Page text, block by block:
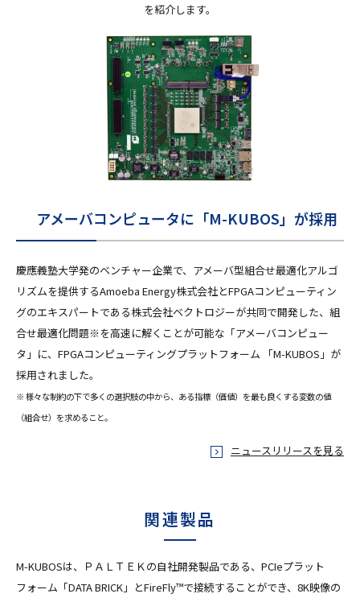
を紹介します。
アメーバコンピュータに「M-KUBOS」が採用
慶應義塾大学発のベンチャー企業で、アメーバ型組合せ最適化アルゴ
リズムを提供するAmoeba Energy株式会社とFPGAコンピューティン
グのエキスパートである株式会社ベクトロジーが共同で開発した、組
合せ最適化問題※を高速に解くことが可能な「アメーバコンピュー
タ」に、FPGAコンピューティングプラットフォーム 「M-KUBOS」が
採用されました。
※ 様々な制約の下で多くの選択肢の中から、ある指標（価値）を最も良くする変数の値
（組合せ）を求めること。
ニュースリリースを見る
関連製品
M-KUBOSは、ＰＡＬＴＥＫの自社開発製品である、PCIeプラット
フォーム「DATA BRICK」とFireFly™で接続することができ、8K映像の